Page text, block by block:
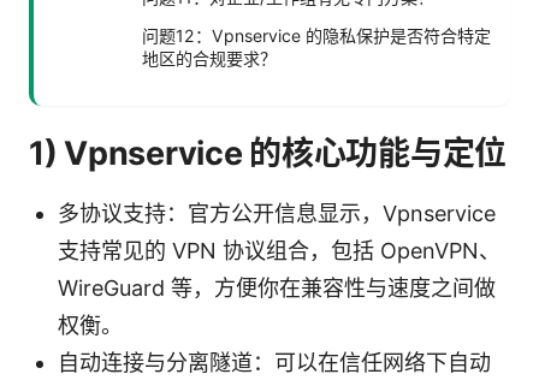
问题12：Vpnservice 的隐私保护是否符合特定
地区的合规要求？
1) Vpnservice 的核心功能与定位
多协议支持：官方公开信息显示，Vpnservice
支持常见的 VPN 协议组合，包括 OpenVPN、
WireGuard 等，方便你在兼容性与速度之间做
权衡。
自动连接与分离隧道：可以在信任网络下自动